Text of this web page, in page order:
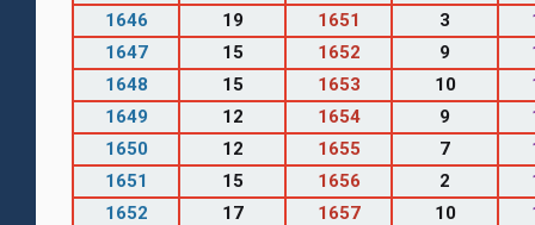
1646
19 1651 3
1647
15 1652 9
1648
15 1653 10
1649
12 1654 9
1650
12 1655 7
1651
15 1656 2
1652
17 1657 10